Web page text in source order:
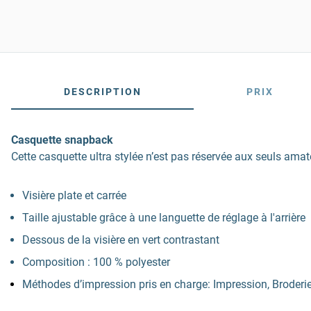
DESCRIPTION PRIX
Casquette snapback
Cette casquette ultra stylée n’est pas réservée aux seuls
Visière plate et carrée
Taille ajustable grâce à une languette de réglage à l'arrière
Dessous de la visière en vert contrastant
Composition : 100 % polyester
Méthodes d’impression pris en charge: Impression,